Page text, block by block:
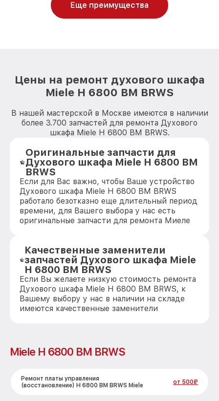
Еще преимущества
Цены на ремонт духового шкафа
Miele H 6800 BM BRWS
В нашей мастерской в Москве имеются в наличии
более 3.700 запчастей для ремонта Духового
шкафа Miele H 6800 BM BRWS.
Оригинальные запчасти для
Духового шкафа Miele H 6800 BM
BRWS
Если для Вас важно, чтобы Ваше устройство
Духового шкафа Miele H 6800 BM BRWS
работало безотказно еще длительный период
времени, для Вашего выбора у нас есть
оригинальные запчасти для ремонта Миеле
Качественные заменители
запчастей Духового шкафа Miele
H 6800 BM BRWS
Если Вы желаете низкую стоимость ремонта
Духового шкафа Miele H 6800 BM BRWS, к
Вашему выбору у нас в наличии на складе
имеются качественные заменители
Miele H 6800 BM BRWS
Ремонт платы управления
(восстановление) H 6800 BM BRWS Miele
от 500₽